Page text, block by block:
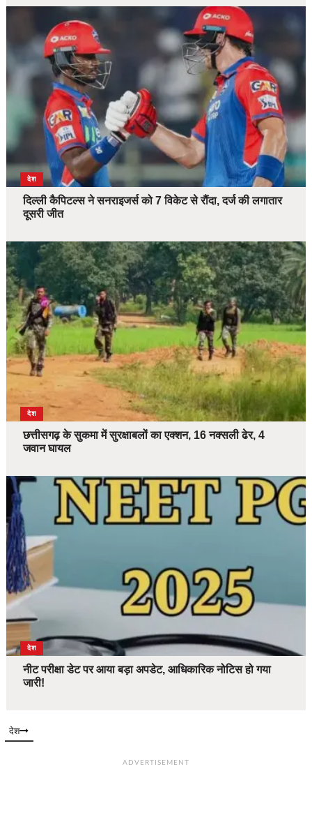
देश
दिल्ली कैपिटल्स ने सनराइजर्स को 7 विकेट से रौंदा, दर्ज की लगातार
दूसरी जीत
देश
छत्तीसगढ़ के सुकमा में सुरक्षाबलों का एक्शन, 16 नक्सली ढेर, 4
जवान घायल
देश
नीट परीक्षा डेट पर आया बड़ा अपडेट, आधिकारिक नोटिस हो गया
जारी!
देश
ADVERTISEMENT